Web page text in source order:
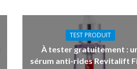
TEST PRODUIT
À tester gratuitement :
sérum anti-rides Revitalift